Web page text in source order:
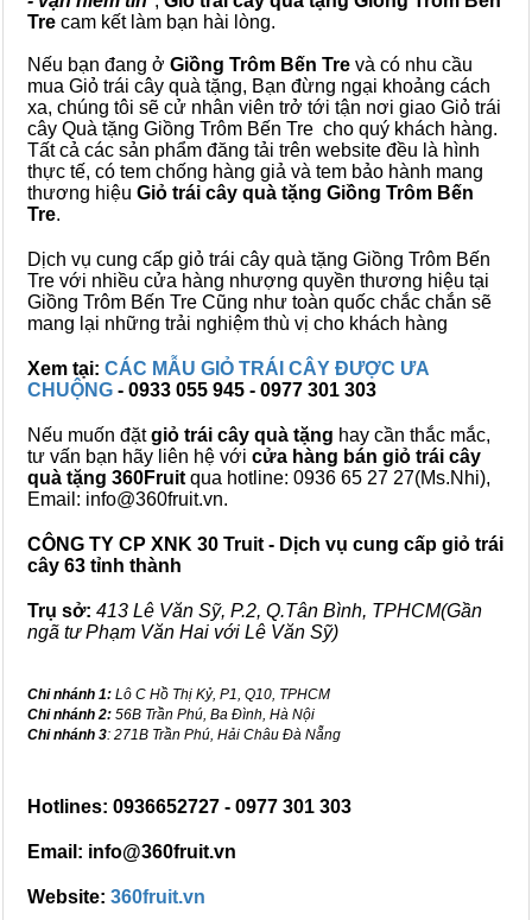
Tre cam kết làm bạn hài lòng.
Nếu bạn đang ở Giồng Trôm Bến Tre và có nhu cầu
mua Giỏ trái cây quà tặng, Bạn đừng ngại khoảng cách
xa, chúng tôi sẽ cử nhân viên trở tới tận nơi giao Giỏ trái
cây Quà tặng Giồng Trôm Bến Tre cho quý khách hàng.
Tất cả các sản phẩm đăng tải trên website đều là hình
thực tế, có tem chống hàng giả và tem bảo hành mang
thương hiệu Giỏ trái cây quà tặng Giồng Trôm Bến
Tre.
Dịch vụ cung cấp giỏ trái cây quà tặng Giồng Trôm Bến
Tre với nhiều cửa hàng nhượng quyền thương hiệu tại
Giồng Trôm Bến Tre Cũng như toàn quốc chắc chắn sẽ
mang lại những trải nghiệm thù vị cho khách hàng
Xem tại: CÁC MẪU GIỎ TRÁI CÂY ĐƯỢC ƯA
CHUỘNG - 0933 055 945 - 0977 301 303
Nếu muốn đặtgiỏ trái cây quà tặng hay cần thắc mắc,
tư vấn bạn hãy liên hệ với cửa hàng bán giỏ trái cây
quà tặng 360Fruit qua hotline: 0936 65 27 27(Ms.Nhi),
Email: info@360fruit.vn.
CÔNG TY CP XNK 30 Truit - Dịch vụ cung cấp giỏ trái
cây 63 tỉnh thành
Trụ sở: 413 Lê Văn Sỹ, P.2, Q.Tân Bình, TPHCM(Gần
ngã tư Phạm Văn Hai với Lê Văn Sỹ)
Chi nhánh 1: Lô C Hồ Thị Kỷ, P1, Q10, TPHCM
Chi nhánh 2: 56B Trần Phú, Ba Đình, Hà Nội
Chi nhánh 3: 271B Trần Phú, Hải Châu Đà Nẵng
Hotlines: 0936652727 - 0977 301 303
Email: info@360fruit.vn
Website: 360fruit.vn